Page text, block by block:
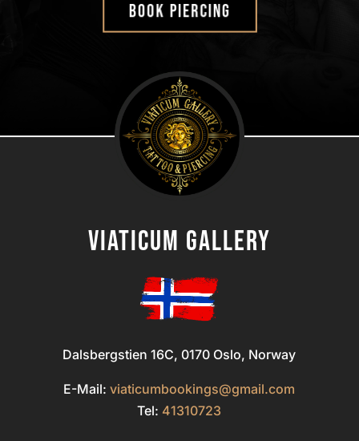
book piercing
Viaticum gallery
Dalsbergstien 16C, 0170 Oslo, Norway
E-Mail:viaticumbookings@gmail.com
Tel: 41310723